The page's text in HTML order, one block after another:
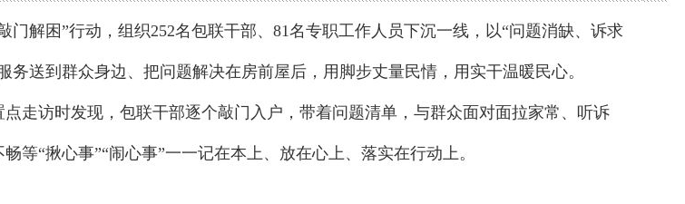
解困”行动，组织252名包联干部、81名专职工作人员下沉一线，以“问题消缺、诉求
送到群众身边、把问题解决在房前屋后，用脚步丈量民情，用实干温暖民心。
走访时发现，包联干部逐个敲门入户，带着问题清单，与群众面对面拉家常、听诉
“揪心事”“闹心事”一一记在本上、放在心上、落实在行动上。